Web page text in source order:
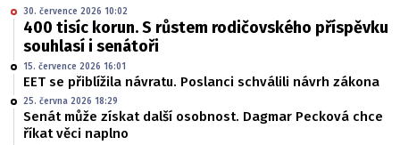
30. července 2026 10:02
400 tisíc korun. S růstem rodičovského příspěvku
souhlasí i senátoři
15. července 2026 16:01
EET se přiblížila návratu. Poslanci schválili návrh zákona
25. června 2026 18:29
Senát může získat další osobnost. Dagmar Pecková chce
říkat věci naplno